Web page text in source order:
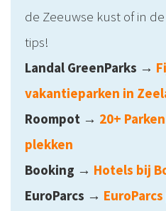
de Zeeuwse kust of in
tips!
Landal GreenParks →
vakantieparken in
Roompot → 20+
plekken
Booking → Hotels bij
EuroParcs →